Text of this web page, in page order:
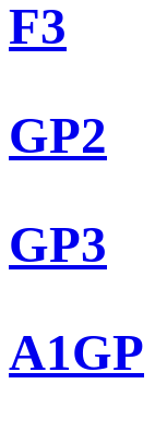
F3
GP2
GP3
A1GP